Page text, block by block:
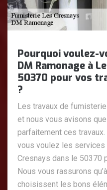
Pourquoi voulez-
DM Ramonage à
50370 pour vos
?
Les travaux de
et nous vous avisons
parfaitement ces travaux.
vous voulez les services
Cresnays dans le 50370
Nous vous rassurons
choisissent les bons